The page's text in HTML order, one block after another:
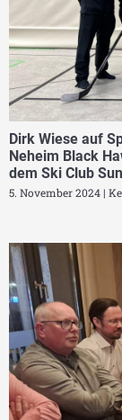
Dirk Wiese auf
Neheim Black
dem Ski Club
5. November 2024